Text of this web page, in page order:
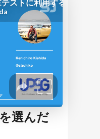
選んだ